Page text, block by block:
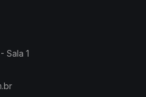
Sala 1